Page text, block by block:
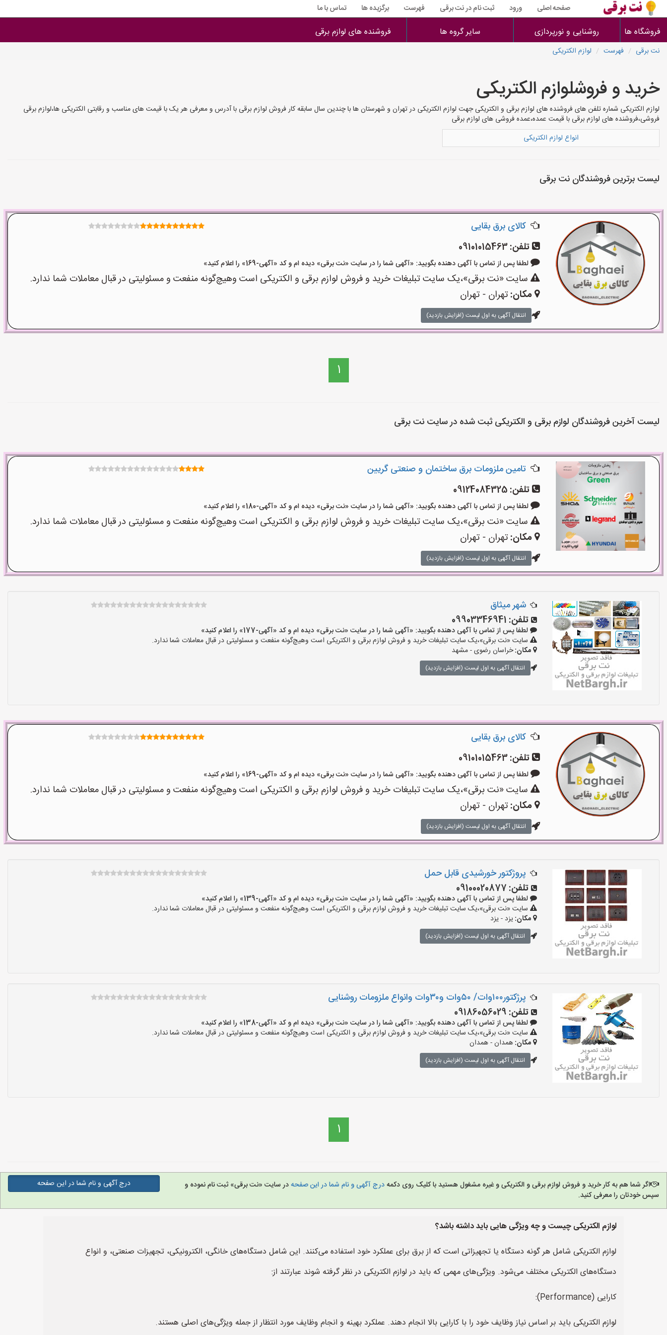
صفحه اصلی ورود ثبت نام در نت برقی فهرست برگزیده ها تماس با ما
فروشگاه ها روشنایی و نورپردازی سایر گروه ها فروشنده های لوازم برقی
نت برقی فهرست لوازم الکتریکی
خرید و فروشلوازم الکتریکی
لوازم الکتریکی شماره تلفن های فروشنده های لوازم برقی و الکتریکی جهت لوازم الکتریکی در تهران و شهرستان ها با چندین سال سابقه کار فروش لوازم برقی با آدرس و معرفی هر یک با قیمت های مناسب و رقابتی الکتریکی ها،لوازم برقی
فروشی،فروشنده های لوازم برقی با قیمت عمده،عمده فروشی های لوازم برقی
انواع لوازم الکتریکی
لیست برترین فروشندگان نت برقی
کالای برق بقایی
تلفن:09101015463
لطفا پس از تماس با آگهی دهنده بگویید: «آگهی شما را در سایت «نت برقی» دیده ام و کد «آگهی-169» را اعلام کنید»
سایت «نت برقی»،یک سایت تبلیغات خرید و فروش لوازم برقی و الکتریکی است وهیچ‌گونه منفعت و مسئولیتی در قبال معاملات شما ندارد.
مکان:تهران - تهران
انتقال آگهی به اول لیست (افزایش بازدید)
1
لیست آخرین فروشندگان لوازم برقی و الکتریکی ثبت شده در سایت نت برقی
تامین ملزومات برق ساختمان و صنعتی گریین
تلفن: 09124084325
لطفا پس از تماس با آگهی دهنده بگویید: «آگهی شما را در سایت «نت برقی» دیده ام و کد «آگهی-180» را اعلام کنید»
سایت «نت برقی»،یک سایت تبلیغات خرید و فروش لوازم برقی و الکتریکی است وهیچ‌گونه منفعت و مسئولیتی در قبال معاملات شما ندارد.
مکان:تهران - تهران
انتقال آگهی به اول لیست (افزایش بازدید)
شهر میثاق
تلفن: 09903346941
لطفا پس از تماس با آگهی دهنده بگویید: «آگهی شما را در سایت «نت برقی» دیده ام و کد «آگهی-177» را اعلام کنید»
سایت «نت برقی»،یک سایت تبلیغات خرید و فروش لوازم برقی و الکتریکی است وهیچ‌گونه منفعت و مسئولیتی در قبال معاملات شما ندارد.
مکان:خراسان رضوی - مشهد
انتقال آگهی به اول لیست (افزایش بازدید)
کالای برق بقایی
تلفن:09101015463
لطفا پس از تماس با آگهی دهنده بگویید: «آگهی شما را در سایت «نت برقی» دیده ام و کد «آگهی-169» را اعلام کنید»
سایت «نت برقی»،یک سایت تبلیغات خرید و فروش لوازم برقی و الکتریکی است وهیچ‌گونه منفعت و مسئولیتی در قبال معاملات شما ندارد.
مکان:تهران - تهران
انتقال آگهی به اول لیست (افزایش بازدید)
پروژکتور خورشیدی قابل حمل
تلفن: 09100020877
لطفا پس از تماس با آگهی دهنده بگویید: «آگهی شما را در سایت «نت برقی» دیده ام و کد «آگهی-139» را اعلام کنید»
سایت «نت برقی»،یک سایت تبلیغات خرید و فروش لوازم برقی و الکتریکی است وهیچ‌گونه منفعت و مسئولیتی در قبال معاملات شما ندارد.
مکان:یزد - یزد
انتقال آگهی به اول لیست (افزایش بازدید)
پرژکتور۱۰۰وات/ ۵۰وات و۳۰وات وانواع ملزومات روشنایی
تلفن: 09186056029
لطفا پس از تماس با آگهی دهنده بگویید: «آگهی شما را در سایت «نت برقی» دیده ام و کد «آگهی-138» را اعلام کنید»
سایت «نت برقی»،یک سایت تبلیغات خرید و فروش لوازم برقی و الکتریکی است وهیچ‌گونه منفعت و مسئولیتی در قبال معاملات شما ندارد.
مکان:همدان - همدان
انتقال آگهی به اول لیست (افزایش بازدید)
1
اگر شما هم به کار خرید و فروش لوازم برقی و الکتریکی و غیره مشغول هستید با کلیک روی دکمهدرج آگهی و نام شما در این صفحهدر سایت «نت برقی» ثبت نام نموده و
سپس خودتان را معرفی کنید.
درج آگهی و نام شما در این صفحه
لوازم الکتریکی چیست و چه ویژگی هایی باید داشته باشد؟
لوازم الکتریکی شامل هر گونه دستگاه یا تجهیزاتی است که از برق برای عملکرد خود استفاده می‌کنند. این شامل دستگاه‌های خانگی، الکترونیکی، تجهیزات صنعتی، و انواع
دستگاه‌های الکتریکی مختلف می‌شود. ویژگی‌های مهمی که باید در لوازم الکتریکی در نظر گرفته شوند عبارتند از:
کارایی (Performance):
لوازم الکتریکی باید بر اساس نیاز وظایف خود را با کارایی بالا انجام دهند. عملکرد بهینه و انجام وظایف مورد انتظار از جمله ویژگی‌های اصلی هستند.